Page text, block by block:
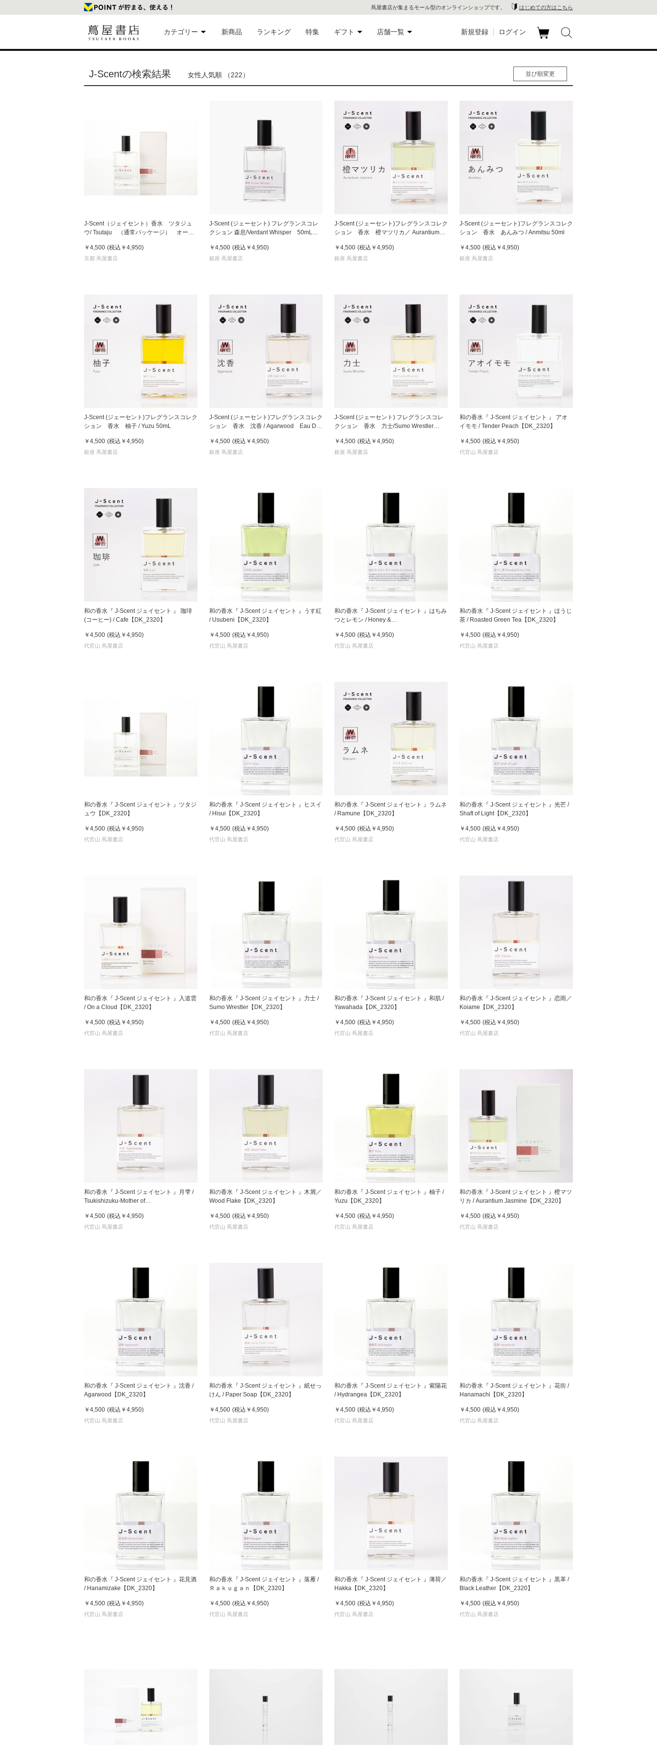
蔦屋書店が集まるモール型のオンラインショップです。 はじめての方はこちら
カテゴリー
家電
eギフト
新商品 ランキング 特集 ギフト 店舗一覧
書店
六本木 蔦
梅田 蔦屋
枚方 蔦屋
書店
広島 蔦屋
ート
新規登録 ログイン
J-Scentの検索結果 女性人気順 （222）
並び順変更
人気順
女性人気順
価格の高い順
J-Scent（ジェイセント）香水 ツタジュ
ウ/ Tsutaju （通常パッケージ） オード
ス
￥4,500 (税込 ￥4,950)
京都 蔦屋書店
J-Scent (ジェーセント) フレグランスコレ
クション 森息/Verdant Whisper 50mL
￥4,500 (税込 ￥4,950)
銀座 蔦屋書店
J-Scent (ジェーセント)フレグランスコレク
ション 香水 橙マツリカ／ Aurantium
￥4,500 (税込 ￥4,950)
銀座 蔦屋書店
J-Scent (ジェーセント)フレグランスコレク
ション 香水 あんみつ / Anmitsu 50ml
￥4,500 (税込 ￥4,950)
銀座 蔦屋書店
J-Scent (ジェーセント)フレグランスコレク
ション 香水 柚子 / Yuzu 50mL
￥4,500 (税込 ￥4,950)
銀座 蔦屋書店
J-Scent (ジェーセント)フレグランスコレク
ション 香水 沈香 / Agarwood Eau De
￥4,500 (税込 ￥4,950)
銀座 蔦屋書店
J-Scent (ジェーセント) フレグランスコレ
クション 香水 力士/Sumo Wrestler
￥4,500 (税込 ￥4,950)
銀座 蔦屋書店
和の香水『 J-Scent ジェイセント 』 アオ
イモモ / Tender Peach【DK_2320】
￥4,500 (税込 ￥4,950)
代官山 蔦屋書店
和の香水『 J-Scent ジェイセント 』 珈琲
(コーヒー) / Cafe【DK_2320】
￥4,500 (税込 ￥4,950)
代官山 蔦屋書店
和の香水『 J-Scent ジェイセント 』うす紅
/ Usubeni【DK_2320】
￥4,500 (税込 ￥4,950)
代官山 蔦屋書店
和の香水『 J-Scent ジェイセント 』はちみ
つとレモン / Honey &
￥4,500 (税込 ￥4,950)
代官山 蔦屋書店
和の香水『 J-Scent ジェイセント 』ほうじ
茶 / Roasted Green Tea【DK_2320】
￥4,500 (税込 ￥4,950)
代官山 蔦屋書店
和の香水『 J-Scent ジェイセント 』ツタジ
ュウ【DK_2320】
￥4,500 (税込 ￥4,950)
代官山 蔦屋書店
和の香水『 J-Scent ジェイセント 』ヒスイ
/ Hisui【DK_2320】
￥4,500 (税込 ￥4,950)
代官山 蔦屋書店
和の香水『 J-Scent ジェイセント 』ラムネ
/ Ramune【DK_2320】
￥4,500 (税込 ￥4,950)
代官山 蔦屋書店
和の香水『 J-Scent ジェイセント 』光芒 /
Shaft of Light【DK_2320】
￥4,500 (税込 ￥4,950)
代官山 蔦屋書店
和の香水『 J-Scent ジェイセント 』入道雲
/ On a Cloud【DK_2320】
￥4,500 (税込 ￥4,950)
代官山 蔦屋書店
和の香水『 J-Scent ジェイセント 』力士 /
Sumo Wrestler【DK_2320】
￥4,500 (税込 ￥4,950)
代官山 蔦屋書店
和の香水『 J-Scent ジェイセント 』和肌 /
Yawahada【DK_2320】
￥4,500 (税込 ￥4,950)
代官山 蔦屋書店
和の香水『 J-Scent ジェイセント 』恋雨／
Koiame【DK_2320】
￥4,500 (税込 ￥4,950)
代官山 蔦屋書店
和の香水『 J-Scent ジェイセント 』月雫 /
Tsukishizuku-Mother of
￥4,500 (税込 ￥4,950)
代官山 蔦屋書店
和の香水『 J-Scent ジェイセント 』木屑／
Wood Flake【DK_2320】
￥4,500 (税込 ￥4,950)
代官山 蔦屋書店
和の香水『 J-Scent ジェイセント 』柚子 /
Yuzu【DK_2320】
￥4,500 (税込 ￥4,950)
代官山 蔦屋書店
和の香水『 J-Scent ジェイセント 』橙マツ
リカ / Aurantium Jasmine【DK_2320】
￥4,500 (税込 ￥4,950)
代官山 蔦屋書店
和の香水『 J-Scent ジェイセント 』沈香 /
Agarwood【DK_2320】
￥4,500 (税込 ￥4,950)
代官山 蔦屋書店
和の香水『 J-Scent ジェイセント 』紙せっ
けん / Paper Soap【DK_2320】
￥4,500 (税込 ￥4,950)
代官山 蔦屋書店
和の香水『 J-Scent ジェイセント 』紫陽花
/ Hydrangea【DK_2320】
￥4,500 (税込 ￥4,950)
代官山 蔦屋書店
和の香水『 J-Scent ジェイセント 』花街 /
Hanamachi【DK_2320】
￥4,500 (税込 ￥4,950)
代官山 蔦屋書店
和の香水『 J-Scent ジェイセント 』花見酒
/ Hanamizake【DK_2320】
￥4,500 (税込 ￥4,950)
代官山 蔦屋書店
和の香水『 J-Scent ジェイセント 』落雁 /
Ｒａｋｕｇａｎ【DK_2320】
￥4,500 (税込 ￥4,950)
代官山 蔦屋書店
和の香水『 J-Scent ジェイセント 』薄荷／
Hakka【DK_2320】
￥4,500 (税込 ￥4,950)
代官山 蔦屋書店
和の香水『 J-Scent ジェイセント 』黒革 /
Black Leather【DK_2320】
￥4,500 (税込 ￥4,950)
代官山 蔦屋書店